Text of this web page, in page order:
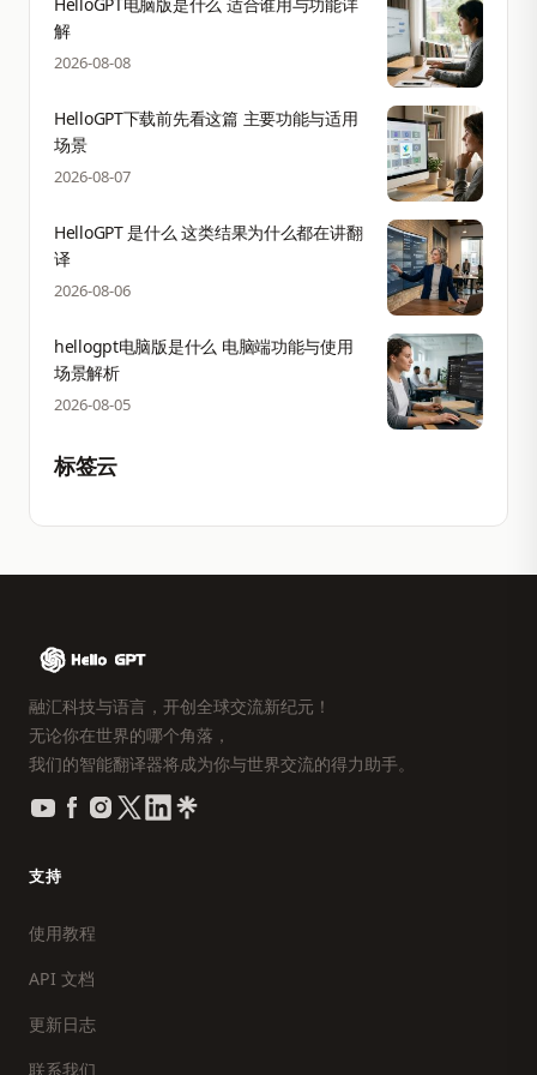
解
2026-08-08
HelloGPT下载前先看这篇 主要功能与适用
场景
2026-08-07
HelloGPT 是什么 这类结果为什么都在讲翻
译
2026-08-06
hellogpt电脑版是什么 电脑端功能与使用
场景解析
2026-08-05
标签云
融汇科技与语言，开创全球交流新纪元！
无论你在世界的哪个角落，
我们的智能翻译器将成为你与世界交流的得力助手。
支持
使用教程
API 文档
更新日志
联系我们